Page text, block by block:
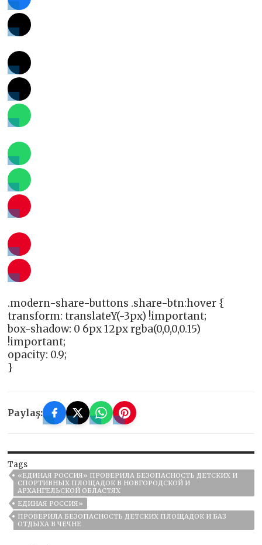
.modern-share-buttons .share-btn:hover {
transform: translateY(-3px) !important;
box-shadow: 0 6px 12px rgba(0,0,0,0.15)
!important;
opacity: 0.9;
}
Paylaş:
Tags
«ЕДИНАЯ РОССИЯ» ПРОВЕРИЛА БЕЗОПАСНОСТЬ ДЕТСКИХ И
СПОРТИВНЫХ ПЛОЩАДОК В НОВГОРОДСКОЙ И
АРХАНГЕЛЬСКОЙ ОБЛАСТЯХ
ЕДИНАЯ РОССИЯ»
ПРОВЕРИЛА БЕЗОПАСНОСТЬ ДЕТСКИХ ПЛОЩАДОК И БАЗ
ОТДЫХА В ЧЕЧНЕ